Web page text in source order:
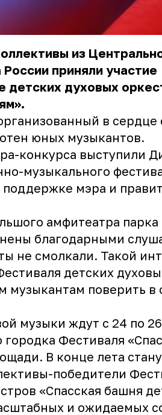
из
приняли участие
детских духовых
в сердце
юных музыкантов.
конкурса выступили
музыкального
мэра и
амфитеатра парка
благодарными
не смолкали. Такой
детских
музыкантам поверить в
музыки ждут с 24 по 26
Фестиваля
В конце лета
победители
«Спасская башня
и ожидаемых